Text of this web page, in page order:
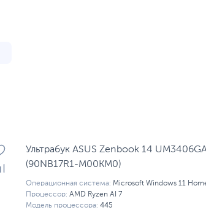
Ультрабук ASUS Zenbook 14
(90NB17R1-M00KM0)
Операционная система: Microsoft Windows 11
Процессор: AMD Ryzen AI 7
Модель процессора: 445